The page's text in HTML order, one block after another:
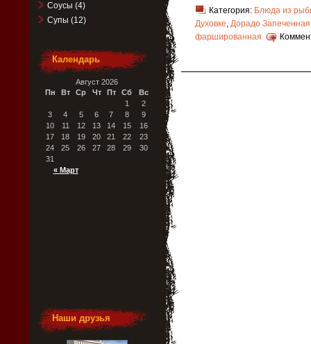
Категория: Блюда из
Духовке, Дорадо Запеченная
фаршированная
Соусы (4)
Супы (12)
Календарь
Август 2026
Пн
Вт Ср Чт Пт Сб Вс
« Март
1
2
3
4 5 6 7 8
9
10
11 12 13 14 15
16
17
18 19 20 21 22
23
24
25 26 27 28 29
30
31
Наши друзья